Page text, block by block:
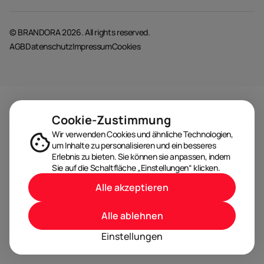
© BRANDORA 2026. All rights reserved.
AGBDatenschutzImpressumCookies
Cookie-Zustimmung
Wir verwenden Cookies und ähnliche Technologien,
um Inhalte zu personalisieren und ein besseres
Erlebnis zu bieten. Sie können sie anpassen, indem
Sie auf die Schaltfläche „Einstellungen“ klicken.
Einstellungen
Alle ablehnen
Alle akzeptieren